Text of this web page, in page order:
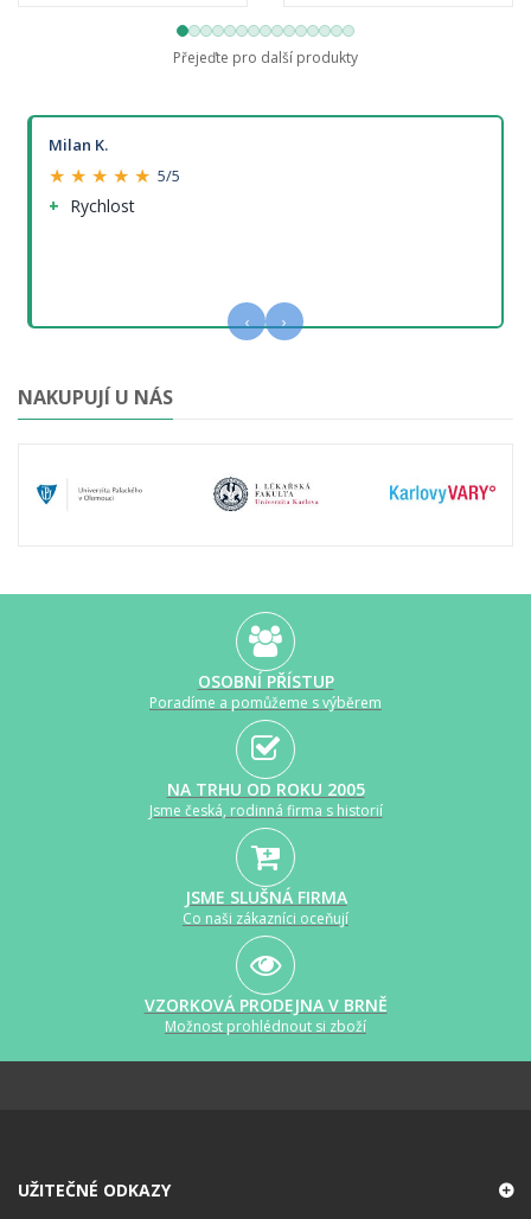
Přejeďte pro další produkty
Milan K.
★ ★ ★ ★ ★ 5/5
Rychlost
‹ ›
NAKUPUJÍ U NÁS
OSOBNÍ PŘÍSTUP
Poradíme a pomůžeme s výběrem
NA TRHU OD ROKU 2005
Jsme česká, rodinná firma s historií
JSME SLUŠNÁ FIRMA
Co naši zákazníci oceňují
VZORKOVÁ PRODEJNA V BRNĚ
Možnost prohlédnout si zboží
UŽITEČNÉ ODKAZY